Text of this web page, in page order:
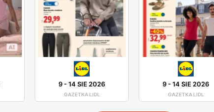
9-14 SIE 2026
GAZETKA LIDL
9-14 SIE 2026
GAZETKA LIDL